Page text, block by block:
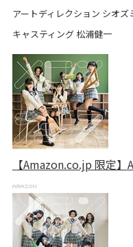
アートディレクション シオズ
キャスティング 松浦健一
【Amazon.co.jp 限定